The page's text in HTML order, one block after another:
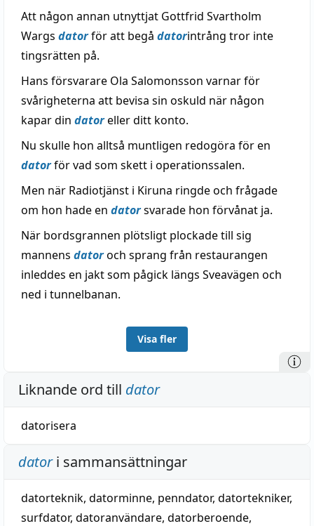
Att någon annan utnyttjat Gottfrid Svartholm
Wargs datorför att begå datorintrång tror inte
tingsrätten på.
Hans försvarare Ola Salomonsson varnar för
svårigheterna att bevisa sin oskuld när någon
kapar din datoreller ditt konto.
Nu skulle hon alltså muntligen redogöra för en
datorför vad som skett i operationssalen.
Men när Radiotjänst i Kiruna ringde och frågade
om hon hade en datorsvarade hon förvånat ja.
När bordsgrannen plötsligt plockade till sig
mannens datoroch sprang från restaurangen
inleddes en jakt som pågick längs Sveavägen och
ned i tunnelbanan.
Visa fler
Liknande ord till dator
datorisera
datori sammansättningar
datorteknik, datorminne, penndator, datortekniker,
surfdator, datoranvändare, datorberoende,